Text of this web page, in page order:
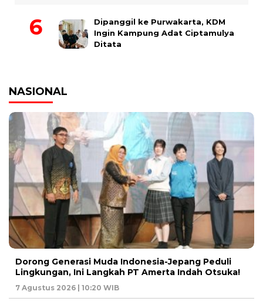
Dipanggil ke Purwakarta, KDM
Ingin Kampung Adat Ciptamulya
Ditata
NASIONAL
Dorong Generasi Muda Indonesia-Jepang Peduli
Lingkungan, Ini Langkah PT Amerta Indah Otsuka!
7 Agustus 2026 | 10:20 WIB